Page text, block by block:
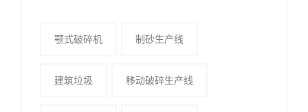
颚式破碎机 制砂生产线
建筑垃圾 移动破碎生产线